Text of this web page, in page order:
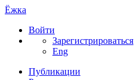
Ёжка
Войти
Зарегистрироваться
Eng
Публикации